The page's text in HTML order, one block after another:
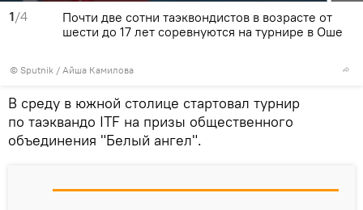
1/4
© Sputnik / Айша Камилова
Почти две сотни таэквондистов в возрасте от
шести до 17 лет соревнуются на турнире в Оше
В среду в южной столице стартовал турнир
по таэквандо ITF на призы общественного
объединения "Белый ангел".